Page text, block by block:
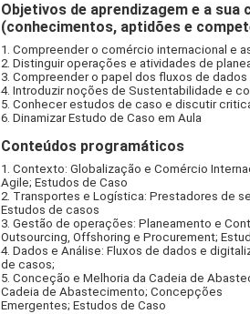
Objetivos de aprendizagem e a
(conhecimentos, aptidões e
1. Compreender o comércio internacional e
2. Distinguir operações e atividades de
3. Compreender o papel dos fluxos de
4. Introduzir noções de Sustentabilidade e
5. Conhecer estudos de caso e discutir
6. Dinamizar Estudo de Caso em Aula
Conteúdos programáticos
1. Contexto: Globalização e Comércio
Agile; Estudos de Caso
2. Transportes e Logística: Prestadores de
Estudos de casos
3. Gestão de operações: Planeamento e
Outsourcing, Offshoring e Procurement;
4. Dados e Análise: Fluxos de dados e
de casos;
5. Conceção e Melhoria da Cadeia de
Cadeia de Abastecimento; Concepções
Emergentes; Estudos de Caso